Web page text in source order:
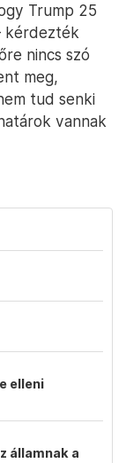
Trump 25
kérdezték
nincs szó
meg,
tud senki
vannak
elleni
államnak a